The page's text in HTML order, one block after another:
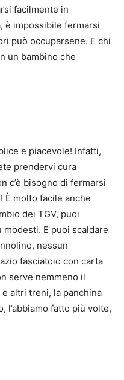
facilmente in
è impossibile fermarsi
può occuparsene. E chi
un bambino che
e piacevole! Infatti,
prendervi cura
c’è bisogno di fermarsi
È molto facile anche
dei TGV, puoi
modesti. E puoi scaldare
nessun
fasciatoio con carta
serve nemmeno il
e altri treni, la panchina
l’abbiamo fatto più volte,